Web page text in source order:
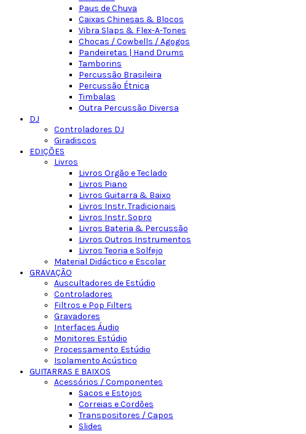
Paus de Chuva
Caixas Chinesas & Blocos
Vibra Slaps & Flex-A-Tones
Chocas / Cowbells / Agogos
Pandeiretas | Hand Drums
Tamborins
Percussão Brasileira
Percussão Étnica
Timbalas
Outra Percussão Diversa
DJ
Controladores DJ
Giradiscos
EDIÇÕES
Livros
Livros Orgão e Teclado
Livros Piano
Livros Guitarra & Baixo
Livros Instr. Tradicionais
Livros Instr. Sopro
Livros Bateria & Percussão
Livros Outros Instrumentos
Livros Teoria e Solfejo
Material Didáctico e Escolar
GRAVAÇÃO
Auscultadores de Estúdio
Controladores
Filtros e Pop Filters
Gravadores
Interfaces Áudio
Monitores Estúdio
Processamento Estúdio
Isolamento Acústico
GUITARRAS E BAIXOS
Acessórios / Componentes
Sacos e Estojos
Correias e Cordões
Transpositores / Capos
Slides